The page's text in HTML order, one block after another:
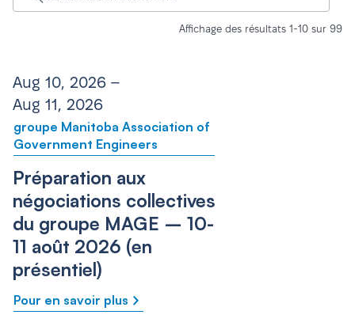
Affichage des résultats 1-10 sur 99
Aug 10, 2026 –
Aug 11, 2026
groupe Manitoba Association of
Government Engineers
Préparation aux
négociations collectives
du groupe MAGE – 10-
11 août 2026 (en
présentiel)
Pour en savoir plus